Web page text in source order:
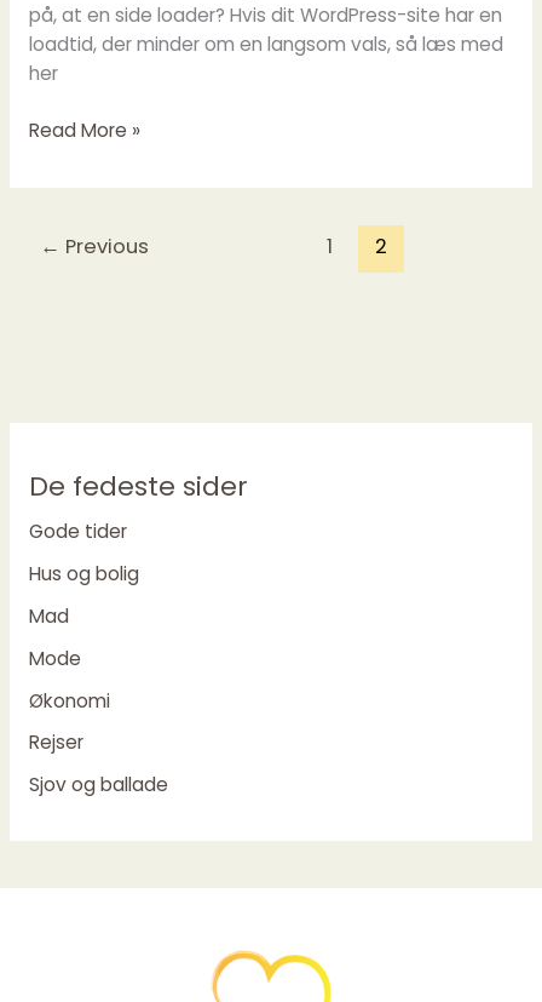
på, at en side loader? Hvis dit WordPress-site har en
loadtid, der minder om en langsom vals, så læs med
her
Hastighedsoptimering
WordPress
Read More »
← Previous 1 2
De fedeste sider
Gode tider
Hus og bolig
Mad
Mode
Økonomi
Rejser
Sjov og ballade